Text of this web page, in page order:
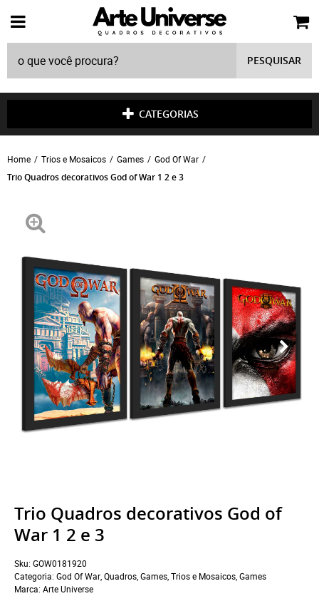
PESQUISAR
CATEGORIAS
Home Trios e Mosaicos Games God Of War
Trio Quadros decorativos God of War 1 2 e 3
Trio Quadros decorativos God of
War 1 2 e 3
Sku: GOW0181920
Categoria: God Of War,Quadros,Games,Trios e Mosaicos,Games
Marca: Arte Universe